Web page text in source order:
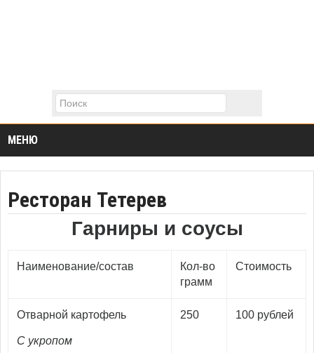
МЕНЮ
Ресторан Тетерев
Гарниры и соусы
Наименование/состав
Кол-во
грамм
Стоимость
Отварной картофель
С укропом
250 100 рублей